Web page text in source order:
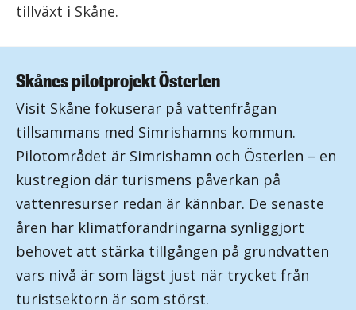
tillväxt i Skåne.
Skånes pilotprojekt Österlen
Visit Skåne fokuserar på vattenfrågan
tillsammans med Simrishamns kommun.
Pilotområdet är Simrishamn och Österlen – en
kustregion där turismens påverkan på
vattenresurser redan är kännbar. De senaste
åren har klimatförändringarna synliggjort
behovet att stärka tillgången på grundvatten
vars nivå är som lägst just när trycket från
turistsektorn är som störst.